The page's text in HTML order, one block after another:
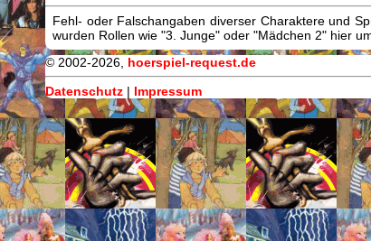
Fehl- oder Falschangaben diverser Charaktere und
wurden Rollen wie "3. Junge" oder "Mädchen 2" hier
© 2002-2026, hoerspiel-request.de
Datenschutz | Impressum